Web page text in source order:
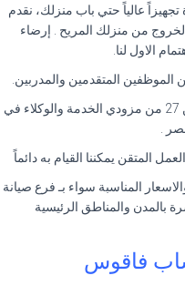
عالياً حتي باب منزلك، نقدم
من منزلك المريح . إرضاء
الاول لنا.
المتقدمين والمدربين.
بالأخص في شبكة صيانة متقنة تضم أكثر من 27 من مزودي الخدمة والوكلاء في
.
المتقن يمكننا القيام به دائماً
المناسبة سواء بـ فرع صيانة
بالمدن والمناطق الرئيسية
فاقوس